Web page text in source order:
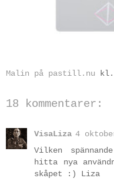
Malin på pastill.nu kl.
18 kommentarer:
VisaLiza 4
Vilken
hitta nya
skåpet :) Liza